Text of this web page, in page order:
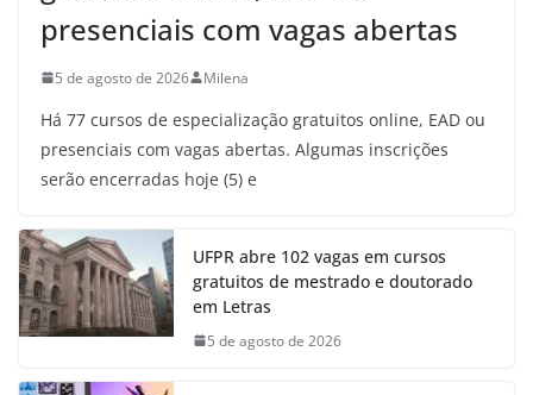
presenciais com vagas abertas
5 de agosto de 2026 Milena
Há 77 cursos de especialização gratuitos online, EAD ou
presenciais com vagas abertas. Algumas inscrições
serão encerradas hoje (5) e
UFPR abre 102 vagas em cursos
gratuitos de mestrado e doutorado
em Letras
5 de agosto de 2026